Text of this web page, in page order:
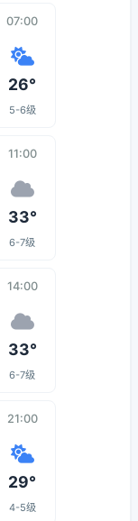
07:00
26°
5-6级
11:00
33°
6-7级
14:00
33°
6-7级
21:00
29°
4-5级